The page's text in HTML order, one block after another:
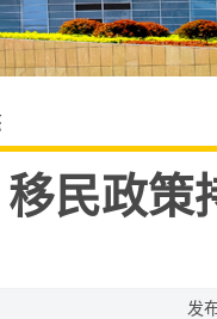
移民政策
发